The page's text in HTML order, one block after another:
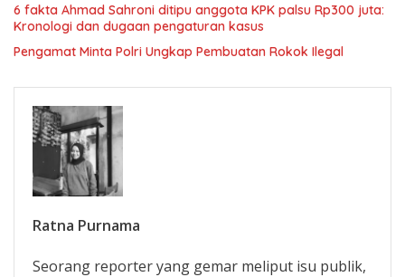
6 fakta Ahmad Sahroni ditipu anggota KPK palsu Rp300 juta:
Kronologi dan dugaan pengaturan kasus
Pengamat Minta Polri Ungkap Pembuatan Rokok Ilegal
Ratna Purnama
Seorang reporter yang gemar meliput isu publik,